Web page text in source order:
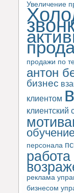
Увеличение
продажи по
антон
бизнес
клиентом
клиентский
персонала
работа
реклама
бизнесом